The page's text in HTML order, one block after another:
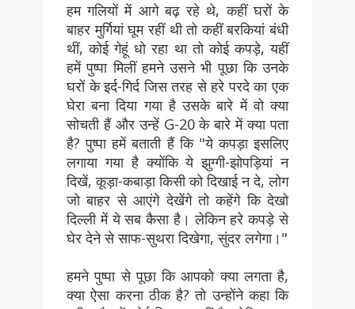
हम गलियों में आगे बढ़ रहे थे, कहीं घरों के
बाहर मुर्गियां घूम रहीं थी तो कहीं बरकियां बंधी
थीं, कोई गेहूं धो रहा था तो कोई कपड़े, यहीं
हमें पुष्पा मिलीं हमने उसने भी पूछा कि उनके
घरों के इर्द-गिर्द जिस तरह से हरे परदे का एक
घेरा बना दिया गया है उसके बारे में वो क्या
सोचती हैं और उन्हें G-20 के बारे में क्या पता
है? पुष्पा हमें बताती हैं कि "ये कपड़ा इसलिए
लगाया गया है क्योंकि ये झुग्गी-झोपड़ियां न
दिखें, कूड़ा-कबाड़ा किसी को दिखाई न दे, लोग
जो बाहर से आएंगे देखेंगे तो कहेंगे कि देखो
दिल्ली में ये सब कैसा है। लेकिन हरे कपड़े से
घेर देने से साफ-सुथरा दिखेगा, सुंदर लगेगा।"
हमने पुष्पा से पूछा कि आपको क्या लगता है,
क्या ऐसा करना ठीक है? तो उन्होंने कहा कि